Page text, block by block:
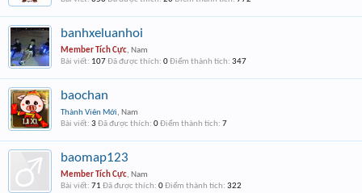
banhxeluanhoi
Member Tích Cực, Nam
Bài viết: 107Đã được thích: 0Điểm thành tích: 347
baochan
Thành Viên Mới, Nam
Bài viết: 3 Đã được thích: 0Điểm thành tích: 7
baomap123
Member Tích Cực, Nam
Bài viết: 71 Đã được thích: 0Điểm thành tích: 322